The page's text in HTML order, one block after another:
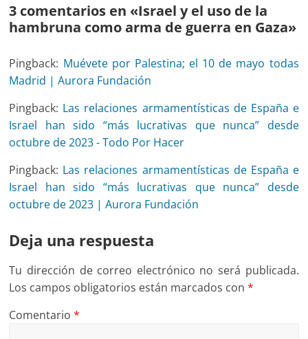
3 comentarios en «Israel y el uso de la
hambruna como arma de guerra en Gaza»
Pingback: Muévete por Palestina; el 10 de mayo todas
Madrid | Aurora Fundación
Pingback: Las relaciones armamentísticas de España e
Israel han sido “más lucrativas que nunca” desde
octubre de 2023 - Todo Por Hacer
Pingback: Las relaciones armamentísticas de España e
Israel han sido “más lucrativas que nunca” desde
octubre de 2023 | Aurora Fundación
Deja una respuesta
Tu dirección de correo electrónico no será publicada.
Los campos obligatorios están marcados con*
Comentario*